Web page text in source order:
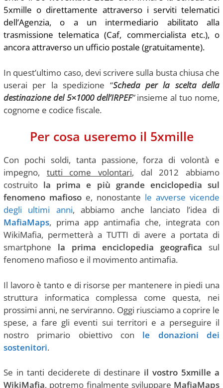
5xmille o direttamente attraverso i serviti telematici
dell’Agenzia, o a un intermediario abilitato alla
trasmissione telematica (Caf, commercialista etc.), o
ancora attraverso un ufficio postale (gratuitamente).
In quest’ultimo caso, devi scrivere sulla busta chiusa che
userai per la spedizione “Scheda per la scelta della
destinazione del 5×1000 dell’IRPEF”insieme al tuo nome,
cognome e codice fiscale.
Per cosa useremo il 5xmille
Con pochi soldi, tanta passione, forza di volontà e
impegno, tutti come volontari, dal 2012 abbiamo
costruito la prima e più grande enciclopedia sul
fenomeno mafioso e, nonostante le avverse vicende
degli ultimi anni, abbiamo anche lanciato l’idea di
MafiaMaps, prima app antimafia che, integrata con
WikiMafia, permetterà a TUTTI di avere a portata di
smartphone la prima enciclopedia geografica sul
fenomeno mafioso e il movimento antimafia.
Il lavoro è tanto e di risorse per mantenere in piedi una
struttura informatica complessa come questa, nei
prossimi anni, ne serviranno. Oggi riusciamo a coprire le
spese, a fare gli eventi sui territori e a perseguire il
nostro primario obiettivo con le donazioni dei
sostenitori.
Se in tanti deciderete di destinare il vostro 5xmille a
WikiMafia, potremo finalmente sviluppare MafiaMaps